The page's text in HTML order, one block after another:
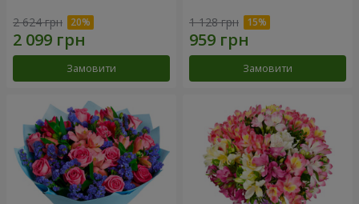
2 624 грн
Замовити
1 128 грн
Замовити